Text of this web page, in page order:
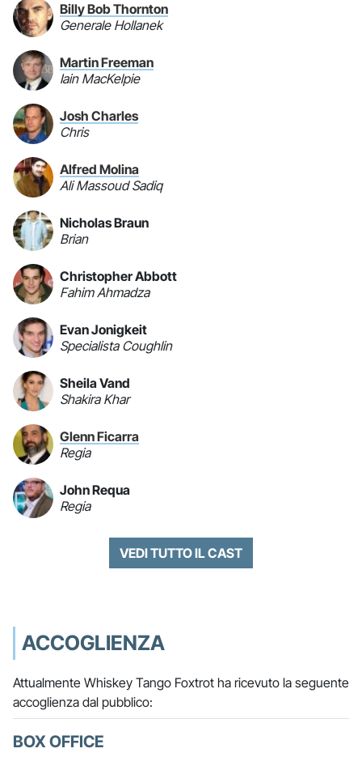
Billy Bob Thornton
Generale Hollanek
Martin Freeman
Iain MacKelpie
Josh Charles
Chris
Alfred Molina
Ali Massoud Sadiq
Nicholas Braun
Brian
Christopher Abbott
Fahim Ahmadza
Evan Jonigkeit
Specialista Coughlin
Sheila Vand
Shakira Khar
Glenn Ficarra
Regia
John Requa
Regia
VEDI TUTTO IL CAST
ACCOGLIENZA
Attualmente Whiskey Tango Foxtrot ha ricevuto la seguente
accoglienza dal pubblico:
BOX OFFICE